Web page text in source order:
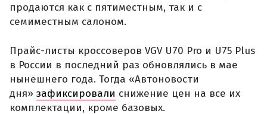
продаются как с пятиместным, так и с
семиместным салоном.
Прайс-листы кроссоверов VGV U70 Pro и U75 Plus
в России в последний раз обновлялись в мае
нынешнего года. Тогда «Автоновости
дня» зафиксировали снижение цен на все их
комплектации, кроме базовых.